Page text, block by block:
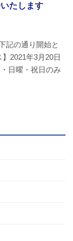
たします
記の通り開始と
2021年3月20日
日曜・祝日のみ